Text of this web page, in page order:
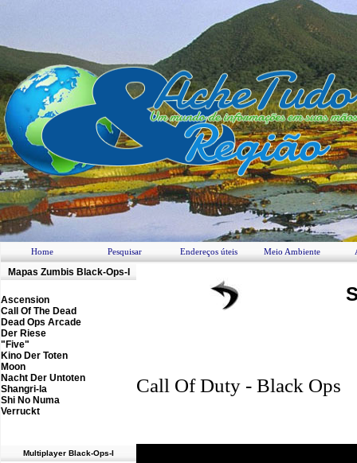
Home Pesquisar Endereços úteis Meio Ambiente
Mapas Zumbis Black-Ops-I
Ascension
Call Of The Dead
Dead Ops Arcade
Der Riese
"Five"
Kino Der Toten
Moon
Nacht Der Untoten
Shangri-la
Shi No Numa
Verruckt
Multiplayer Black-Ops-I
Call Of Duty - Black Ops